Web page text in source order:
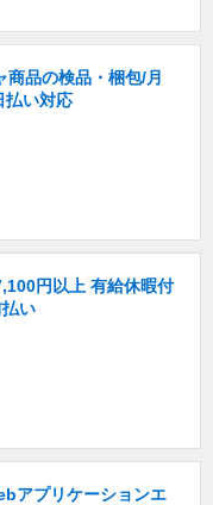
商品の検品・梱包/月
払い対応
円以上 ️有給休暇付
い
アプリケーションエ